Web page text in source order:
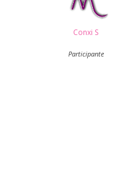
Conxi S
Participante